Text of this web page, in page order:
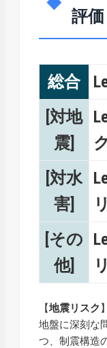
評価
総合
[対地
震]
[対水
害]
[その
他]
【地震リスク 】
地盤に深刻な
つ、制震構造